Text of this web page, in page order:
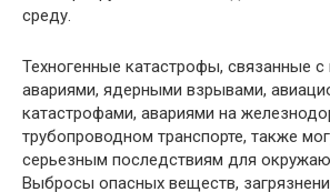
среду.
Техногенные катастрофы, связанные
авариями, ядерными взрывами,
катастрофами, авариями на
трубопроводном транспорте, также
серьезным последствиям для
Выбросы опасных веществ,